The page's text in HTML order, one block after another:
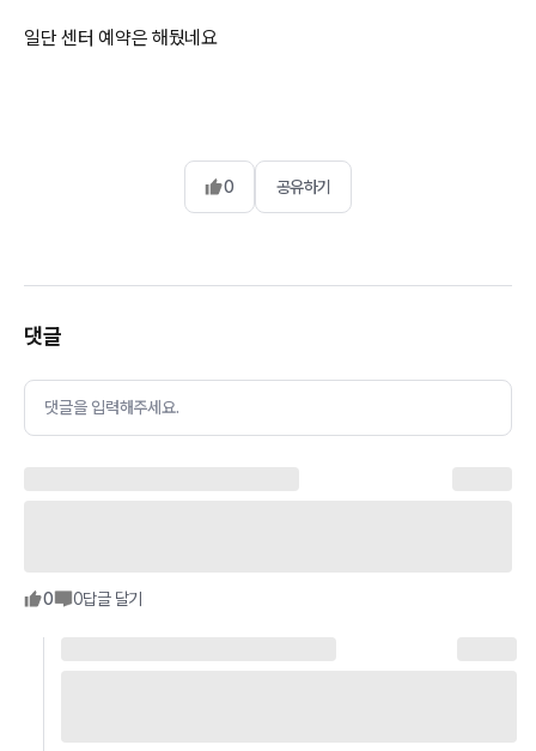
일단 센터 예약은 해뒀네요
0 공유하기
댓글
댓글을 입력해주세요.
0 0답글 달기